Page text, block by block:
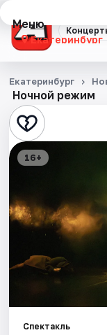
Меню
Екатеринбург
Концерты
Театр
Стендап
Квесты
Экскурсии
Спорт
Ночной режим
Екатеринбург
16+
Спектакль